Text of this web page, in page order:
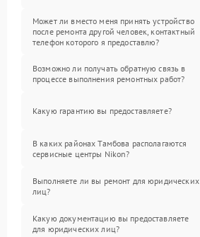
Может ли вместо меня принять устройство
после ремонта другой человек, контактный
телефон которого я предоставлю?
Возможно ли получать обратную связь в
процессе выполнения ремонтных работ?
Какую гарантию вы предоставляете?
В каких районах Тамбова располагаются
сервисные центры Nikon?
Выполняете ли вы ремонт для юридических
лиц?
Какую документацию вы предоставляете
для юридических лиц?